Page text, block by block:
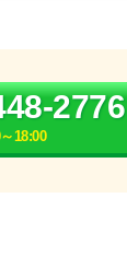
2776
18:00